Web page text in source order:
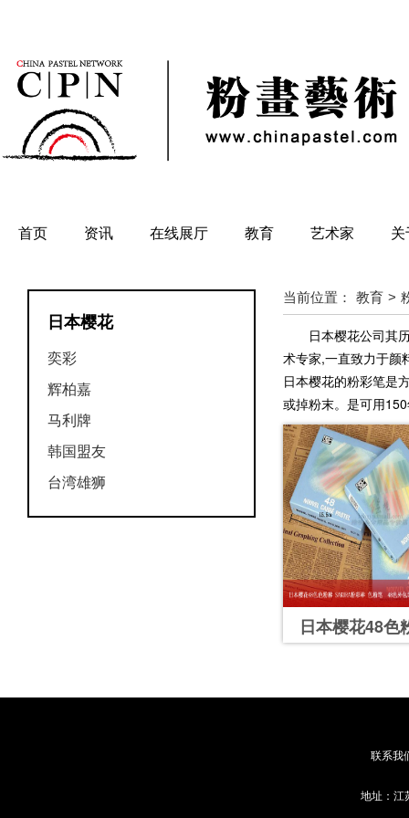
首页 资讯 在线展厅 教育 艺术家
日本樱花
奕彩
辉柏嘉
马利牌
韩国盟友
台湾雄狮
当前位置： 教育 >
日本樱花公司其
术专家,一直致力于颜
日本樱花的粉彩笔是
或掉粉末。是可用
日本樱花48色
联系我
地址：江